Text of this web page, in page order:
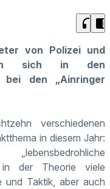
headphones chrome_reader_mode
von Polizei und
sich in den
bei den „Ainringer
verschiedenen
in diesem Jahr:
in der Theorie viele
und Taktik, aber auch